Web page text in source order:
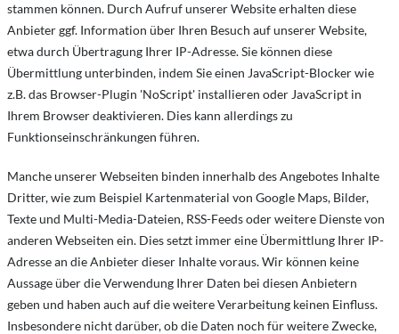
stammen können. Durch Aufruf unserer Website erhalten diese
Anbieter ggf. Information über Ihren Besuch auf unserer Website,
etwa durch Übertragung Ihrer IP-Adresse. Sie können diese
Übermittlung unterbinden, indem Sie einen JavaScript-Blocker wie
z.B. das Browser-Plugin 'NoScript' installieren oder JavaScript in
Ihrem Browser deaktivieren. Dies kann allerdings zu
Funktionseinschränkungen führen.
Manche unserer Webseiten binden innerhalb des Angebotes Inhalte
Dritter, wie zum Beispiel Kartenmaterial von Google Maps, Bilder,
Texte und Multi-Media-Dateien, RSS-Feeds oder weitere Dienste von
anderen Webseiten ein. Dies setzt immer eine Übermittlung Ihrer IP-
Adresse an die Anbieter dieser Inhalte voraus. Wir können keine
Aussage über die Verwendung Ihrer Daten bei diesen Anbietern
geben und haben auch auf die weitere Verarbeitung keinen Einfluss.
Insbesondere nicht darüber, ob die Daten noch für weitere Zwecke,